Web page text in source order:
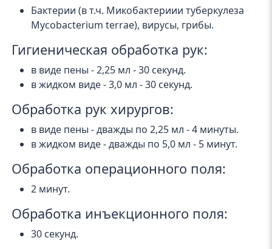
Бактерии (в т.ч. Микобактериии туберкулеза
Mycobacterium terrae), вирусы, грибы.
Гигиеническая обработка рук:
в виде пены - 2,25 мл - 30 секунд.
в жидком виде - 3,0 мл - 30 секунд.
Обработка рук хирургов:
в виде пены - дважды по 2,25 мл - 4 минуты.
в жидком виде - дважды по 5,0 мл - 5 минут.
Обработка операционного поля:
2 минут.
Обработка инъекционного поля:
30 секунд.